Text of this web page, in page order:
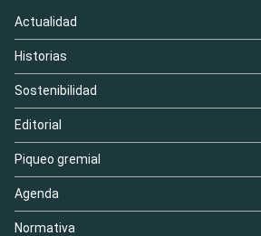
Actualidad
Historias
Sostenibilidad
Editorial
Piqueo gremial
Agenda
Normativa